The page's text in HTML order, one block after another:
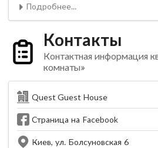
Подробнее...
Контакты
Контактная информация
комнаты»
Quest Guest House
Страница на Facebook
Киев, ул. Болсуновская 6